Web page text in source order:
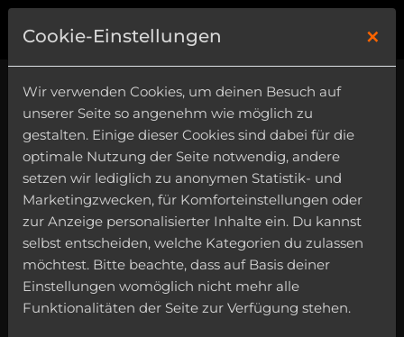
Cookie-Einstellungen ×
Wir verwenden Cookies, um deinen Besuch auf
unserer Seite so angenehm wie möglich zu
gestalten. Einige dieser Cookies sind dabei für die
optimale Nutzung der Seite notwendig, andere
setzen wir lediglich zu anonymen Statistik- und
Marketingzwecken, für Komforteinstellungen oder
zur Anzeige personalisierter Inhalte ein. Du kannst
selbst entscheiden, welche Kategorien du zulassen
möchtest. Bitte beachte, dass auf Basis deiner
Einstellungen womöglich nicht mehr alle
Funktionalitäten der Seite zur Verfügung stehen.